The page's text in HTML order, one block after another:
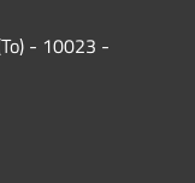
- 10023 -